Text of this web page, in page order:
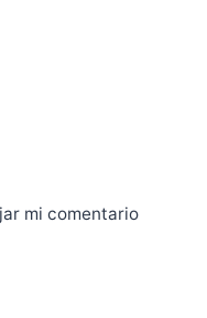
mi comentario